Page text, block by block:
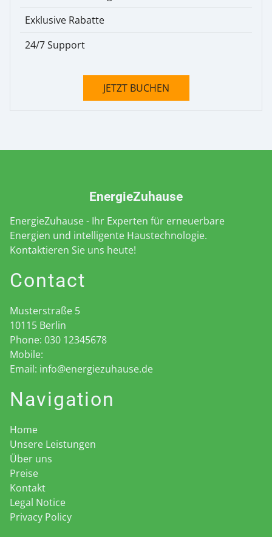
Exklusive Rabatte
24/7 Support
JETZT BUCHEN
EnergieZuhause
EnergieZuhause - Ihr Experten für erneuerbare
Energien und intelligente Haustechnologie.
Kontaktieren Sie uns heute!
Contact
Musterstraße 5
10115 Berlin
Phone: 030 12345678
Mobile:
Email: info@energiezuhause.de
Navigation
Home
Unsere Leistungen
Über uns
Preise
Kontakt
Legal Notice
Privacy Policy